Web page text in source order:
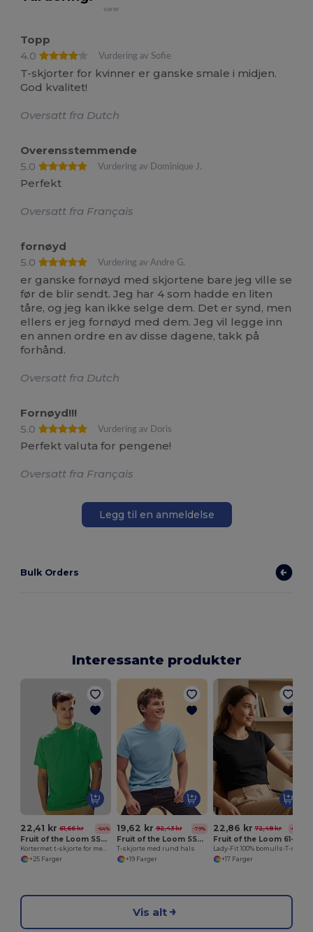
varer
Topp
4.0
Vurdering av Sofie
T-skjorter for kvinner er ganske smale i midjen.
God kvalitet!
Oversatt fra Dutch
Overensstemmende
5.0
Vurdering av Dominique J.
Perfekt
Oversatt fra Français
fornøyd
5.0
Vurdering av Andre G.
er ganske fornøyd med skjortene bare jeg ville se
før de blir sendt. Jeg har 4 som hadde en liten
tåre, og jeg kan ikke selge dem. Det er synd, men
ellers er jeg fornøyd med dem. Jeg vil legge inn
en annen ordre en av disse dagene, takk på
forhånd.
Oversatt fra Dutch
Fornøyd!!!
5.0
Vurdering av Doris
Perfekt valuta for pengene!
Oversatt fra Français
Legg til en anmeldelse
Bulk Orders
Interessante produkter
22,41 kr 61,66 kr -64%
Fruit of the Loom SS030
Kortermet t-skjorte for menn
+25 Farger
19,62 kr 92,43 kr -79%
Fruit of the Loom SS048
T-skjorte med rund hals
+19 Farger
22,86 kr 72,48 kr -68%
+17 Farger
Vis alt